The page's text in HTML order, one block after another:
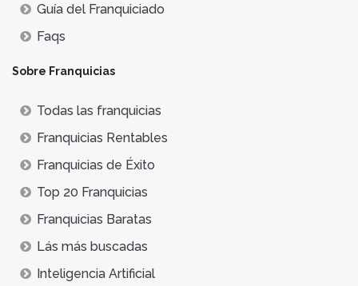
Guía del Franquiciado
Faqs
Sobre Franquicias
Todas las franquicias
Franquicias Rentables
Franquicias de Éxito
Top 20 Franquicias
Franquicias Baratas
Lás más buscadas
Inteligencia Artificial